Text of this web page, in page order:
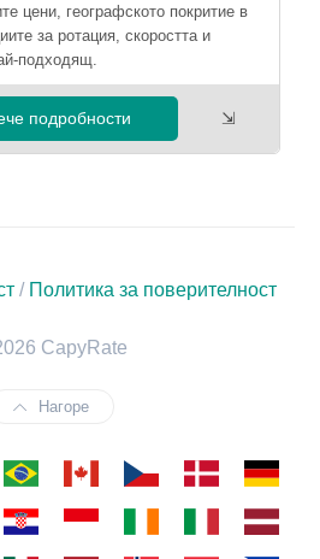
цени, географското покритие в
за ротация, скоростта и
подходящ.
подробности ⇲
/ Политика за поверителност
CapyRate
Нагоре